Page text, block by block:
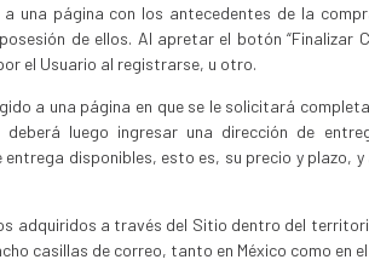
una página con los antecedentes de la
de ellos. Al apretar el botón “Finalizar
el Usuario al registrarse, u otro.
a una página en que se le solicitará
luego ingresar una dirección de
disponibles, esto es, su precio y plazo,
adquiridos a través del Sitio dentro del
casillas de correo, tanto en México como en